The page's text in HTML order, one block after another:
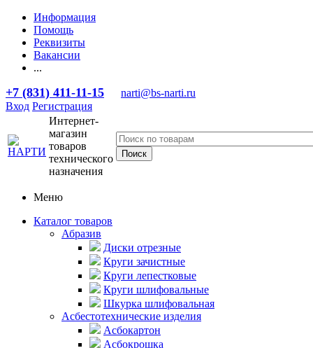
Информация
Помощь
Реквизиты
Вакансии
...
+7 (831) 411-11-15
narti@bs-narti.ru
Вход Регистрация
Интернет-
магазин
товаров
технического
назначения
Меню
Каталог товаров
Абразив
Диски отрезные
Круги зачистные
Круги лепестковые
Круги шлифовальные
Шкурка шлифовальная
Асбестотехнические изделия
Асбокартон
Асбокрошка